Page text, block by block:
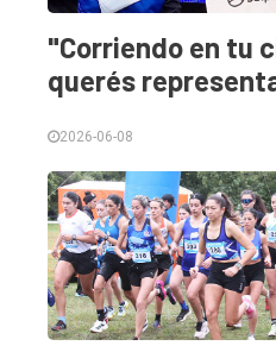
Política
Cultura
Entrevistas
Rural
Deportes
Fúnebres
Edición
Empresa
"Corriendo en tu
querés
2026-06-08